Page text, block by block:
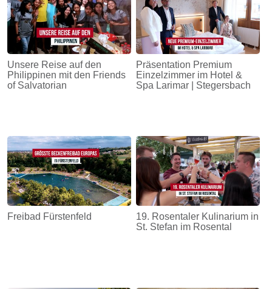
Unsere Reise auf den
Philippinen mit den Friends
of Salvatorian
Präsentation Premium
Einzelzimmer im Hotel &
Spa Larimar | Stegersbach
Freibad Fürstenfeld
19. Rosentaler Kulinarium in
St. Stefan im Rosental